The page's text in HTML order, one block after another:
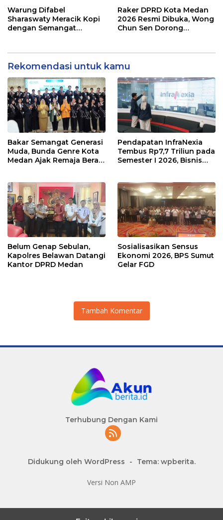
Warung Difabel
Sharaswaty Meracik Kopi
dengan Semangat
Raker DPRD Kota Medan
2026 Resmi Dibuka, Wong
Chun Sen Dorong
Rekomendasi untuk kamu
Bakar Semangat Generasi
Muda, Bunda Genre Kota
Medan Ajak Remaja Berani
Pendapatan InfraNexia
Tembus Rp7,7 Triliun pada
Semester I 2026, Bisnis
Belum Genap Sebulan,
Kapolres Belawan Datangi
Kantor DPRD Medan
Sosialisasikan Sensus
Ekonomi 2026, BPS Sumut
Gelar FGD
Tambah Komentar
Terhubung Dengan Kami
Didukung oleh WordPress - Tema: wpberita.
Versi Non AMP